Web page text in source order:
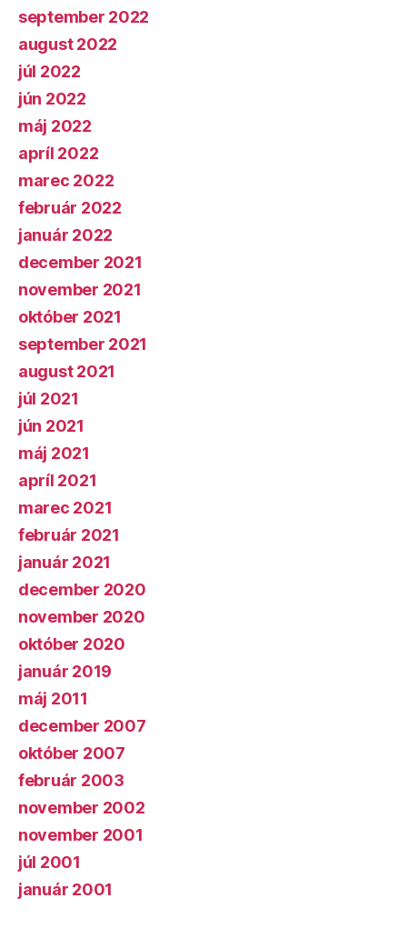
september 2022
august 2022
júl 2022
jún 2022
máj 2022
apríl 2022
marec 2022
február 2022
január 2022
december 2021
november 2021
október 2021
september 2021
august 2021
júl 2021
jún 2021
máj 2021
apríl 2021
marec 2021
február 2021
január 2021
december 2020
november 2020
október 2020
január 2019
máj 2011
december 2007
október 2007
február 2003
november 2002
november 2001
júl 2001
január 2001